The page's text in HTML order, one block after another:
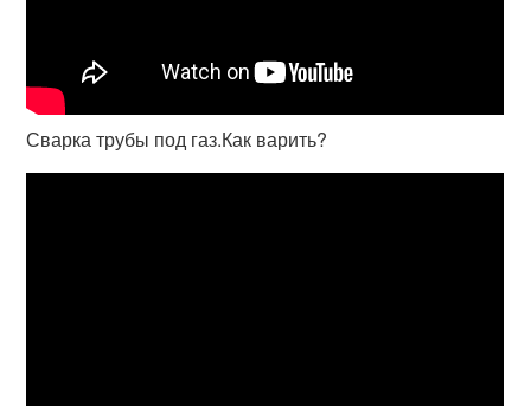
Сварка трубы под газ.Как варить?